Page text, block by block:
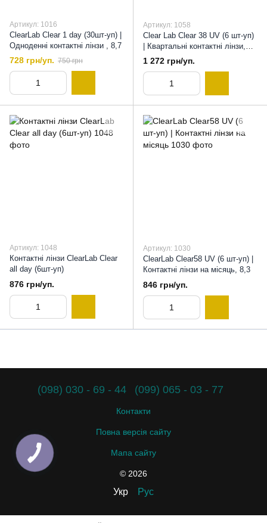
Артикул: 1016
ClearLab Clear 1 day (30шт-уп) |
Одноденні контактні лінзи , 8,7
728 грн/уп. 750 грн
Артикул: 1058
Сlear Lab Clear 38 UV (6 шт-уп)
| Квартальні контактні лінзи,
8,6
1 272 грн/уп.
Артикул: 1048
Контактні лінзи ClearLab Clear
all day (6шт-уп)
876 грн/уп.
Артикул: 1030
СlearLab Clear58 UV (6 шт-уп) |
Контактні лінзи на місяць, 8,3
846 грн/уп.
(098) 030 - 69 - 44 (099) 065 - 03 - 77
Контакти
Повна версія сайту
Мапа сайту
© 2026
Укр Рус